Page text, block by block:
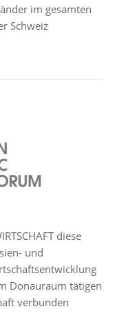
im gesamten
Schweiz
diese
und
Donauraum tätigen
verbunden